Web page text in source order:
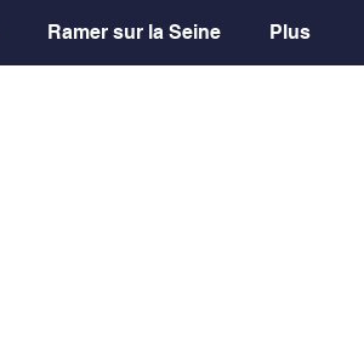
Ramer sur la Seine Plus